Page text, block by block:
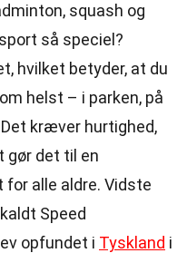
squash og
så speciel?
hvilket betyder, at du
helst – i parken, på
kræver hurtighed,
gør det til en
alle aldre. Vidste
Speed
opfundet i Tyskland i